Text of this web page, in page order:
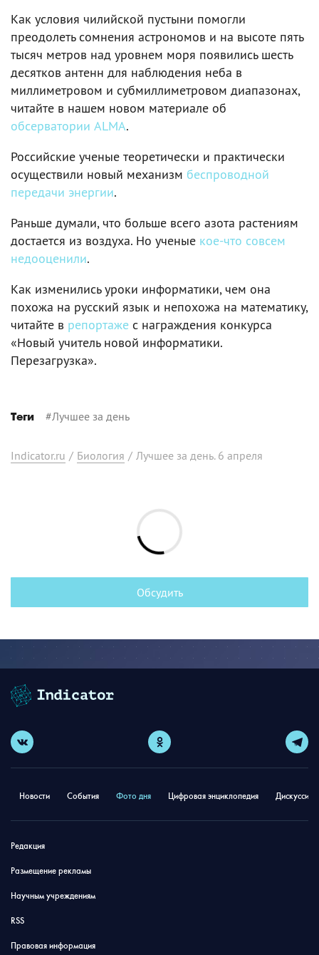
Как условия чилийской пустыни помогли
преодолеть сомнения астрономов и на высоте пять
тысяч метров над уровнем моря появились шесть
десятков антенн для наблюдения неба в
миллиметровом и субмиллиметровом диапазонах,
читайте в нашем новом материале об
обсерватории ALMA.
Российские ученые теоретически и практически
осуществили новый механизм беспроводной
передачи энергии.
Раньше думали, что больше всего азота растениям
достается из воздуха. Но ученые кое-что совсем
недооценили.
Как изменились уроки информатики, чем она
похожа на русский язык и непохожа на математику,
читайте в репортаже с награждения конкурса
«Новый учитель новой информатики.
Перезагрузка».
Теги #Лучшее за день
Indicator.ru / Биология / Лучшее за день. 6 апреля
Обсудить
Новости События Фото дня Цифровая энциклопедия
Редакция
Размещение рекламы
Научным учреждениям
RSS
Правовая информация